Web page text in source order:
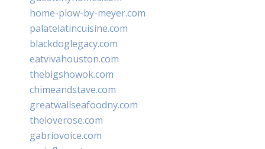
home-plow-by-meyer.com
palatelatincuisine.com
blackdoglegacy.com
eatvivahouston.com
thebigshowok.com
chimeandstave.com
greatwallseafoodny.com
theloverose.com
gabriovoice.com